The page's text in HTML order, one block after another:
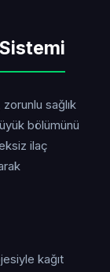
sağlık
bölümünü
ilaç
kağıt